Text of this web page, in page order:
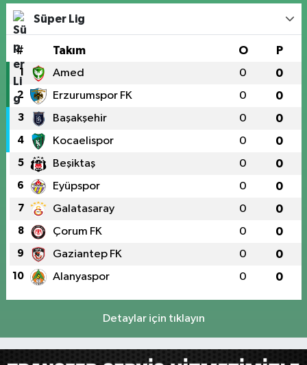
Süper Lig
# Takım O P
1 Amed 0 0
2 Erzurumspor FK 0 0
3 Başakşehir 0 0
4 Kocaelispor 0 0
5 Beşiktaş 0 0
6 Eyüpspor 0 0
7 Galatasaray 0 0
8 Çorum FK 0 0
9 Gaziantep FK 0 0
10 Alanyaspor 0 0
Detaylar için tıklayın